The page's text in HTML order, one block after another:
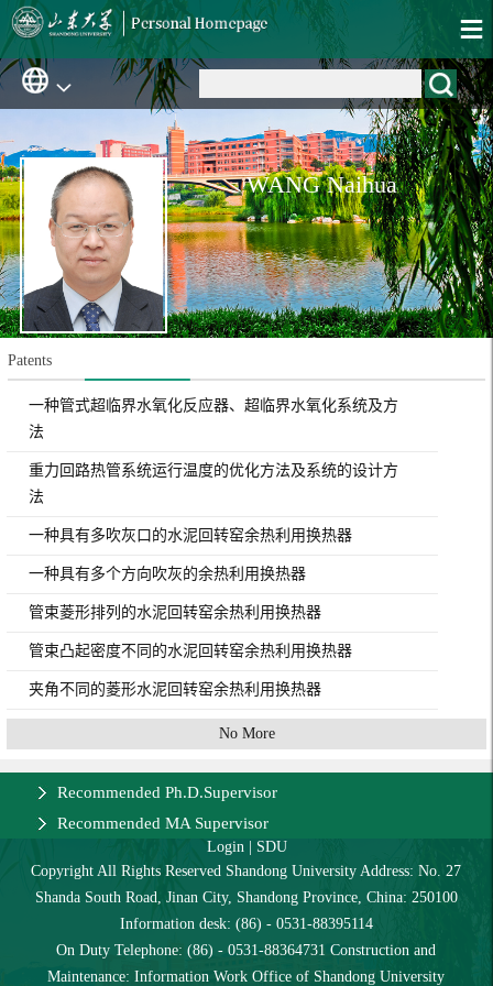
WANG Naihua
Patents
一种管式超临界水氧化反应器、超临界水氧化系统及方
法
重力回路热管系统运行温度的优化方法及系统的设计方
法
一种具有多吹灰口的水泥回转窑余热利用换热器
一种具有多个方向吹灰的余热利用换热器
管束菱形排列的水泥回转窑余热利用换热器
管束凸起密度不同的水泥回转窑余热利用换热器
夹角不同的菱形水泥回转窑余热利用换热器
No More
Recommended Ph.D.Supervisor
Recommended MA Supervisor
Login| SDU
Copyright All Rights Reserved Shandong University Address: No. 27
Shanda South Road, Jinan City, Shandong Province, China: 250100
Information desk: (86) - 0531-88395114
On Duty Telephone: (86) - 0531-88364731 Construction and
Maintenance: Information Work Office of Shandong University